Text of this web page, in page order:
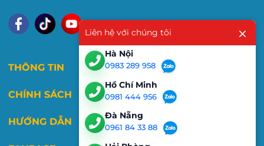
THÔNG TIN
CHÍNH SÁCH
HƯỚNG DẪN
Liên hệ với chúng tôi
Hà Nội
0983 289 958
Hồ Chí Minh
0981 444 956
Đà Nẵng
0961 84 33 88